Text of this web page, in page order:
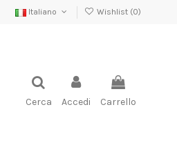
Italiano Wishlist (0)
Cerca Accedi Carrello